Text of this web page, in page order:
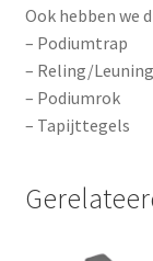
Ook hebben we
– Podiumtrap
– Reling/Leuning
– Podiumrok
– Tapijttegels